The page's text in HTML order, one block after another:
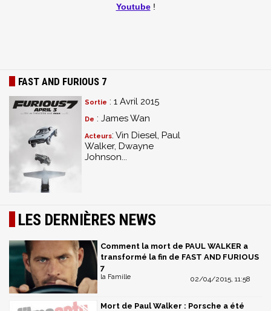
Youtube!
FAST AND FURIOUS 7
Sortie : 1 Avril 2015
De : James Wan
Acteurs: Vin Diesel, Paul
Walker, Dwayne
Johnson...
LES DERNIÈRES NEWS
Comment la mort de PAUL WALKER a
transformé la fin de FAST AND FURIOUS
7
02/04/2015, 11:58
la Famille
Mort de Paul Walker : Porsche a été